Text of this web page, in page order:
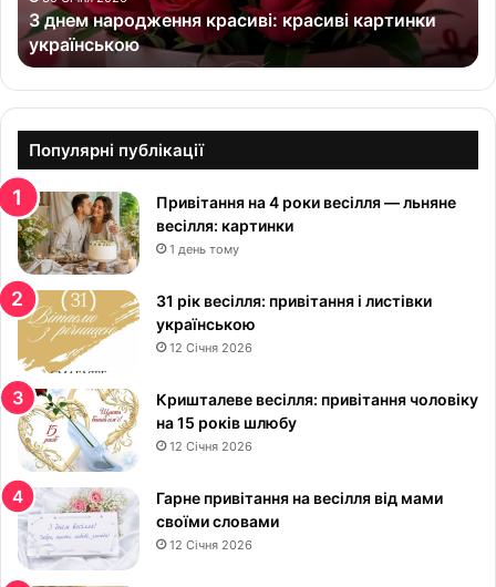
д
ж
е
н
к
р
а
с
и
в
і
к
р
а
с
и
в
і
к
а
р
З днем народження красиві: красиві картинки
українською
Популярні публікації
Привітання на 4 роки весілля — льняне
весілля: картинки
1 день тому
31 рік весілля: привітання і листівки
українською
12 Січня 2026
Кришталеве весілля: привітання чоловіку
на 15 років шлюбу
12 Січня 2026
Гарне привітання на весілля від мами
своїми словами
12 Січня 2026